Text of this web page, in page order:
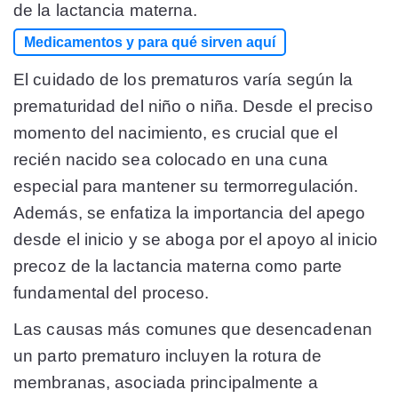
de la lactancia materna.
Medicamentos y para qué sirven aquí
El cuidado de los prematuros varía según la
prematuridad del niño o niña. Desde el preciso
momento del nacimiento, es crucial que el
recién nacido sea colocado en una cuna
especial para mantener su termorregulación.
Además, se enfatiza la importancia del apego
desde el inicio y se aboga por el apoyo al inicio
precoz de la lactancia materna como parte
fundamental del proceso.
Las causas más comunes que desencadenan
un parto prematuro incluyen la rotura de
membranas, asociada principalmente a